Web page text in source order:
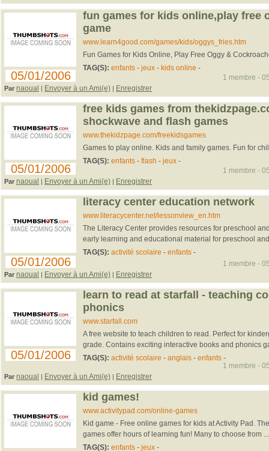
05/01/2006
fun games for kids online,play free
game
www.learn4good.com/games/kids/oggys_fries.htm
Fun Games for Kids Online, Play Free Oggy &
TAG(S): enfants- jeux- kids online -
Par naoual | Envoyer à un Ami(e) | Enregistrer
1 membre -
05/01/2006
free kids games from
shockwave and flash games
www.thekidzpage.com/freekidsgames
Games to play online. Kids and family games. Fun for
TAG(S): enfants- flash - jeux-
Par naoual | Envoyer à un Ami(e) | Enregistrer
1 membre -
05/01/2006
literacy center education network
www.literacycenter.net/lessonview_en.htm
The Literacy Center provides resources for preschool
early learning and educational material for preschool
TAG(S): activité scolaire - enfants-
Par naoual | Envoyer à un Ami(e) | Enregistrer
1 membre -
05/01/2006
learn to read at starfall - teaching
phonics
www.starfall.com
A free website to teach children to read. Perfect for
grade. Contains exciting interactive books and phonics
TAG(S): activité scolaire - anglais- enfants-
Par naoual | Envoyer à un Ami(e) | Enregistrer
1 membre -
kid games!
www.activitypad.com/online-games
Kid game - Free online games for kids at Activity Pad.
games offer hours of learning fun! Many to choose from ...
TAG(S): enfants- jeux-